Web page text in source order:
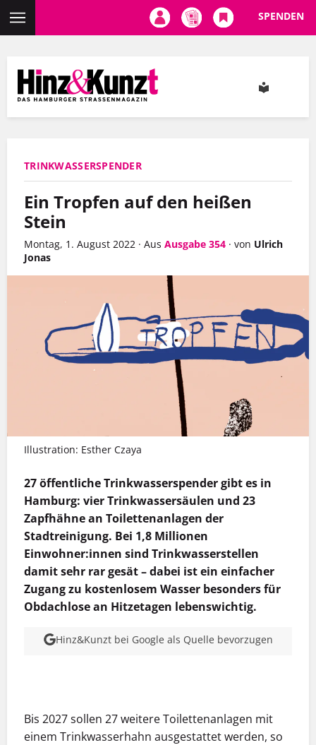
Inhalt
SPENDEN
TRINKWASSERSPENDER
Ein Tropfen auf den heißen
Stein
Montag, 1. August 2022 · Aus Ausgabe 354 · von Ulrich
Jonas
Illustration: Esther Czaya
27 öffentliche Trinkwasserspender gibt es in
Hamburg: vier Trinkwassersäulen und 23
Zapfhähne an Toilettenanlagen der
Stadtreinigung. Bei 1,8 Millionen
Einwohner:innen sind Trinkwasserstellen
damit sehr rar gesät – dabei ist ein einfacher
Zugang zu kostenlosem Wasser besonders für
Obdachlose an Hitzetagen ­lebenswichtig.
Hinz&Kunzt bei Google als Quelle bevorzugen
Bis 2027 sollen 27 weitere Toilettenanlagen mit
einem Trinkwasserhahn ausgestattet werden, so